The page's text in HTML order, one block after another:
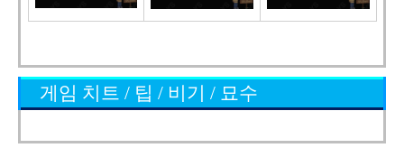
게임 치트 / 팁 / 비기 / 묘수